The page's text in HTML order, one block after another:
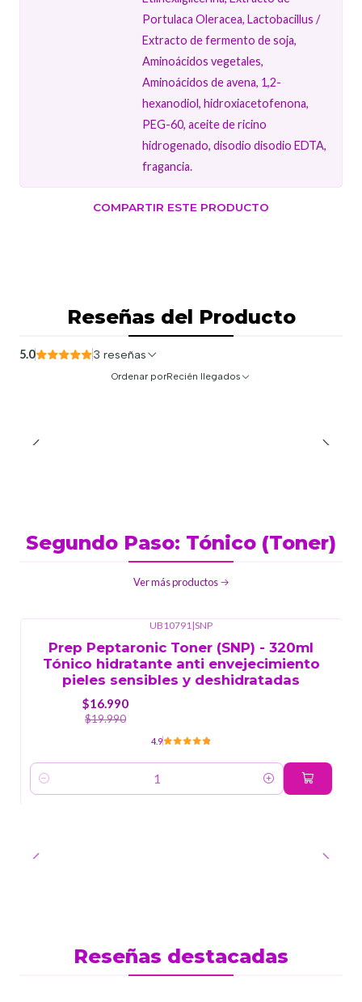
Portulaca Oleracea, Lactobacillus /
Extracto de fermento de soja,
Aminoácidos vegetales,
Aminoácidos de avena, 1,2-
hexanodiol, hidroxiacetofenona,
PEG-60, aceite de ricino
hidrogenado, disodio disodio EDTA,
fragancia.
COMPARTIR ESTE PRODUCTO
Reseñas del Producto
5.0 3 reseñas
Ordenar porRecién llegados
Segundo Paso: Tónico (Toner)
Ver más productos
UB10791|SNP
Prep Peptaronic Toner (SNP) - 320ml
Tónico hidratante anti envejecimiento
pieles sensibles y deshidratadas
$16.990
$19.990
4.9
Cantidad
Reseñas destacadas